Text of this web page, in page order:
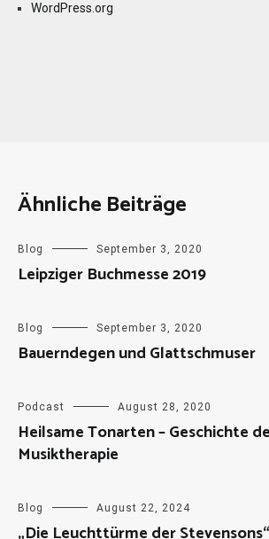
WordPress.org
Ähnliche Beiträge
Blog September 3, 2020
Leipziger Buchmesse 2019
Blog September 3, 2020
Bauerndegen und Glattschmuser
Podcast August 28, 2020
Heilsame Tonarten – Geschichte
Musiktherapie
Blog August 22, 2024
„Die Leuchttürme der